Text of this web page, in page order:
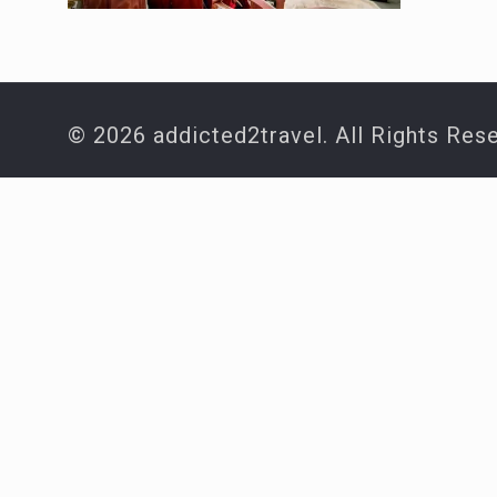
© 2026 addicted2travel. All Rights